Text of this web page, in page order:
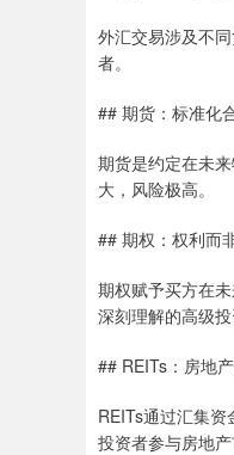
外汇交易涉及不
者。
## 期货：标准化
期货是约定在未
大，风险极高。
## 期权：权利而
期权赋予买方在
深刻理解的高级投
## REITs：房地
REITs通过汇集
投资者参与房地产